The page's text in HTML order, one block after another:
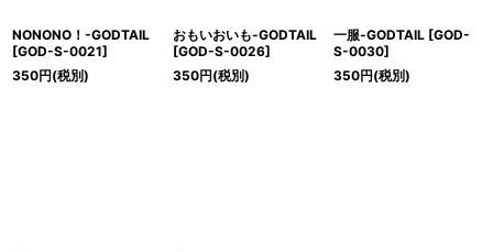
NONONO！-GODTAIL
[GOD-S-0021]
350円(税別)
おもいおいも-GODTAIL
[GOD-S-0026]
350円(税別)
一服-GODTAIL [GOD-
S-0030]
350円(税別)